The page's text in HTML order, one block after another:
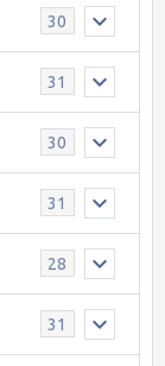
30
31
30
31
28
31